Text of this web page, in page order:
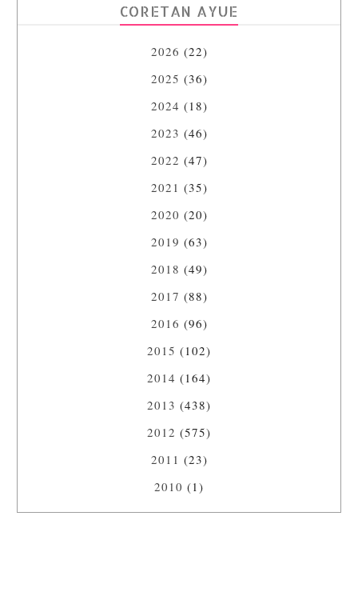
CORETAN AYUE
2026 (22)
2025 (36)
2024 (18)
2023 (46)
2022 (47)
2021 (35)
2020 (20)
2019 (63)
2018 (49)
2017 (88)
2016 (96)
2015 (102)
2014 (164)
2013 (438)
2012 (575)
2011 (23)
2010 (1)